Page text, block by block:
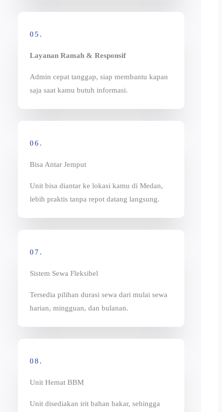
05.
Layanan Ramah & Responsif
Admin cepat tanggap, siap membantu kapan
saja saat kamu butuh informasi.
06.
Bisa Antar Jemput
Unit bisa diantar ke lokasi kamu di Medan,
lebih praktis tanpa repot datang langsung.
07.
Sistem Sewa Fleksibel
Tersedia pilihan durasi sewa dari mulai sewa
harian, mingguan, dan bulanan.
08.
Unit Hemat BBM
Unit disediakan irit bahan bakar, sehingga